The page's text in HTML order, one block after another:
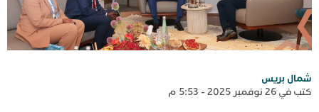
شمال بريس
كتب في 26 نوفمبر 2025 - 5:53 م